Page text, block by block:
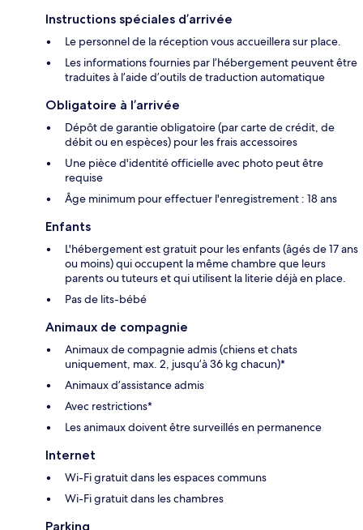
Instructions spéciales d’arrivée
Le personnel de la réception vous accueillera sur place.
Les informations fournies par l’hébergement peuvent être
traduites à l’aide d’outils de traduction automatique
Obligatoire à l’arrivée
Dépôt de garantie obligatoire (par carte de crédit, de
débit ou en espèces) pour les frais accessoires
Une pièce d'identité officielle avec photo peut être
requise
Âge minimum pour effectuer l'enregistrement : 18 ans
Enfants
L'hébergement est gratuit pour les enfants (âgés de 17 ans
ou moins) qui occupent la même chambre que leurs
parents ou tuteurs et qui utilisent la literie déjà en place.
Pas de lits-bébé
Animaux de compagnie
Animaux de compagnie admis (chiens et chats
uniquement, max. 2, jusqu’à 36 kg chacun)*
Animaux d’assistance admis
Avec restrictions*
Les animaux doivent être surveillés en permanence
Internet
Wi-Fi gratuit dans les espaces communs
Wi-Fi gratuit dans les chambres
Parking